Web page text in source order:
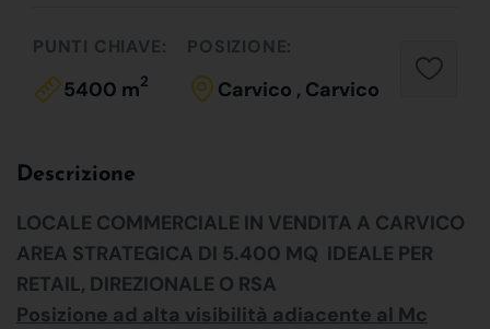
PUNTI CHIAVE:
5400 m2
POSIZIONE:
Carvico , Carvico
Descrizione
LOCALE COMMERCIALE IN VENDITA A CARVICO
AREA STRATEGICA DI 5.400 MQ  IDEALE PER
RETAIL, DIREZIONALE O RSA
Posizione ad alta visibilità adiacente al Mc